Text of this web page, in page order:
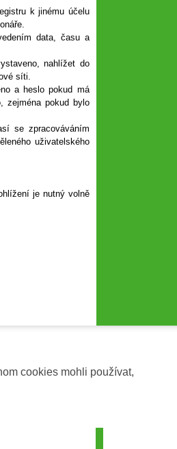
k jinému účelu
data, času a
nahlížet do
síti.
a heslo pokud má
zejména pokud bylo
se zpracováváním
uživatelského
je nutný volně
Správa
cookies mohli používat,